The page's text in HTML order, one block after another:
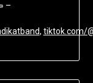
–
, tiktok.com/